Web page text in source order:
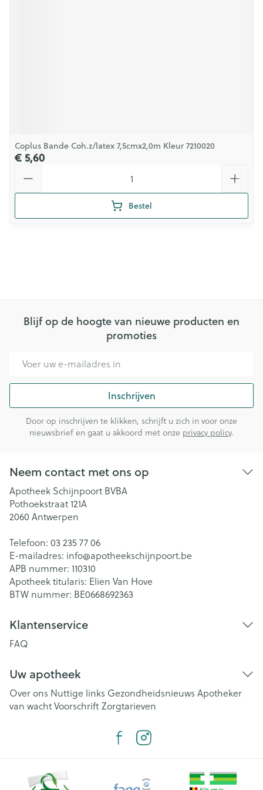
Coplus Bande Coh.z/latex 7,5cmx2,0m Kleur 7210020
€ 5,60
Bestel
Blijf op de hoogte van nieuwe producten en
promoties
Inschrijven
Door op inschrijven te klikken, schrijft u zich in voor onze
nieuwsbrief en gaat u akkoord met onze privacy policy.
Neem contact met ons op
Apotheek Schijnpoort BVBA
Pothoekstraat 121A
2060 Antwerpen
Telefoon: 03 235 77 06
E-mailadres: info@apotheekschijnpoort.be
APB nummer: 110310
Apotheek titularis: Elien Van Hove
BTW nummer: BE0668692363
Klantenservice
FAQ
Uw apotheek
Over ons Nuttige links Gezondheidsnieuws Apotheker
van wachtVoorschriftZorgtarieven